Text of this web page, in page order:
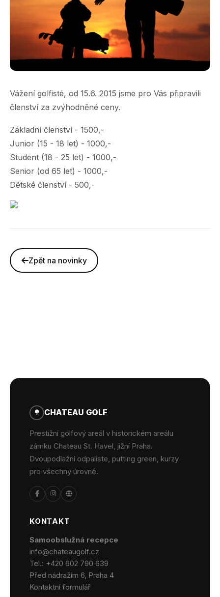
Vážení golfisté, od 15.6. 2015 jsme pro Vás připravili
členství za zvýhodněné ceny.
Základní členství - 1500,-
Junior (15 - 18 let) - 1000,-
Student (18 - 25 let) - 1000,-
Senior (od 65 let) - 1000,-
Dětské členství - 500,-
Zpět na novinky
CHATEAU GOLF
Prestižní golfový areál v historickém areálu
zámku Chateau St. Havel, jižní Praha.
Dvoupodlažní odpaliste, putting green, kurzy
pro všechny úrovně.
KONTAKT
Samoobslužná recepce
info@chateaugolf.cz
Tel.: +420 602 790 639
Před nádražím 6, Praha 4
Kontaktní formulář